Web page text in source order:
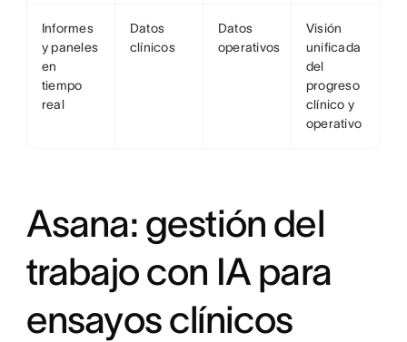
Informes
y paneles
en
tiempo
real
Datos
clínicos
Datos
operativos
Visión
unificada
del
progreso
clínico y
operativo
Asana: gestión del
trabajo con IA para
ensayos clínicos